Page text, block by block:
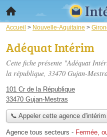
Accueil > Nouvelle-Aquitaine >
Adéquat Intérim
Cette fiche présente "Adéquat
la république, 33470 Gujan-
101 Cr de la République
33470 Gujan-Mestras
📞 Appeler cette agence d'intérim
Agence tous secteurs - Fermée,